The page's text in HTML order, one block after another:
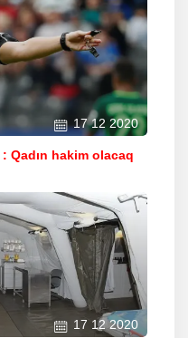
17 12 2020
: Qadın hakim olacaq
17 12 2020